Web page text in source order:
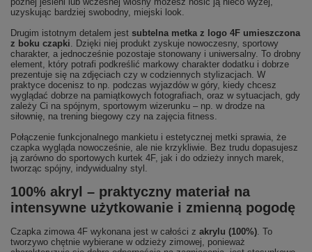
uzyskując bardziej swobodny, miejski look.
Drugim istotnym detalem jest subtelna metka z logo 4F umieszczona
z boku czapki . Dzięki niej produkt zyskuje nowoczesny, sportowy
charakter, a jednocześnie pozostaje stonowany i uniwersalny. To drobny
element, który potrafi podkreślić markowy charakter dodatku i dobrze
prezentuje się na zdjęciach czy w codziennych stylizacjach. W
praktyce docenisz to np. podczas wyjazdów w góry, kiedy chcesz
wyglądać dobrze na pamiątkowych fotografiach, oraz w sytuacjach, gdy
zależy Ci na spójnym, sportowym wizerunku – np. w drodze na
siłownię, na trening biegowy czy na zajęcia fitness.
Połączenie funkcjonalnego mankietu i estetycznej metki sprawia, że
czapka wygląda nowocześnie, ale nie krzykliwie. Bez trudu dopasujesz
ją zarówno do sportowych kurtek 4F, jak i do odzieży innych marek,
tworząc spójny, indywidualny styl.
100% akryl – praktyczny materiał na
intensywne użytkowanie i zmienną pogodę
Czapka zimowa 4F wykonana jest w całości z akrylu (100%) . To
tworzywo chętnie wybierane w odzieży zimowej, ponieważ